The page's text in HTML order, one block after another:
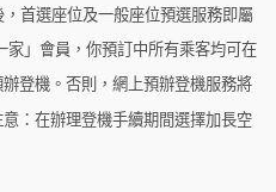
首選座位及一般座位預選服務即屬
」會員，你預訂中所有乘客均可在
登機。否則，網上預辦登機服務將
：在辦理登機手續期間選擇加長空